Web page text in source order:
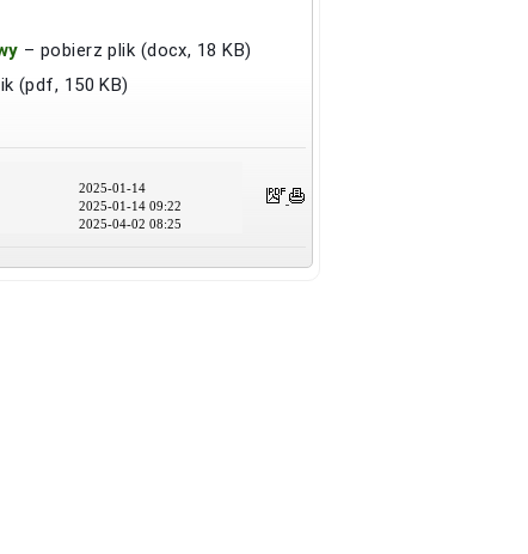
– pobierz plik (docx, 18 KB)
(pdf, 150 KB)
2025-01-14
2025-01-14 09:22
2025-04-02 08:25